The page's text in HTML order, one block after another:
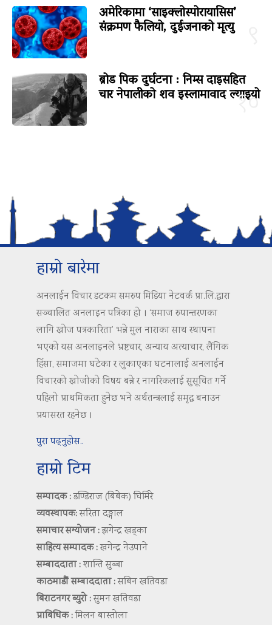
अमेरिकामा ‘साइक्लोस्पोरायासिस’
संक्रमण फैलियो, दुईजनाको मृत्यु
१०
ब्रोड पिक दुर्घटना : निम्स दाइसहित
चार नेपालीको शव इस्लामावाद ल्याइयो
हाम्रो बारेमा
अनलाईन विचार डटकम समरुप मिडिया नेटवर्क प्रा.लि.द्वारा
सञ्चालित अनलाइन पत्रिका हो । ‘समाज रुपान्तरणका
लागि खोज पत्रकारिता’ भन्ने मुल नाराका साथ स्थापना
भएको यस अनलाइनले भ्रष्टचार, अन्याय अत्याचार, लैंगिक
हिंसा, समाजमा घटेका र लुकाएका घटनालाई अनलाईन
विचारको खोजीको विषय बन्ने र नागरिकलाई सुसूचित गर्ने
पहिलो प्राथमिकता हुनेछ भने अर्थतन्त्रलाई समृद्ध बनाउन
प्रयासरत रहनेछ ।
पुरा पढ्नुहोस..
हाम्रो टिम
सम्पादक :डण्डिराज (बिबेक) घिमिरे
व्यवस्थापक:सरिता दङ्गाल
समाचार सम्योजन :झगेन्द्र खड्का
साहित्य सम्पादक :खगेन्द्र नेउपाने
सम्बाददाता :शान्ति सुब्बा
काठमाडौं सम्बाददाता :सबिन खतिवडा
बिराटनगर ब्युरो :सुमन खतिवडा
प्राबिधिक :मिलन बास्तोला